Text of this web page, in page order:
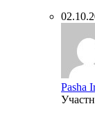
Pasha